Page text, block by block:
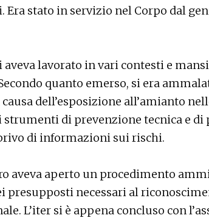
Era stato in servizio nel Corpo dal
aveva lavorato in vari contesti e
quanto emerso, si era
dell’esposizione all’amianto
strumenti di prevenzione tecnica e
di informazioni sui rischi.
aveva aperto un procedimento
presupposti necessari al
L’iter si è appena concluso con